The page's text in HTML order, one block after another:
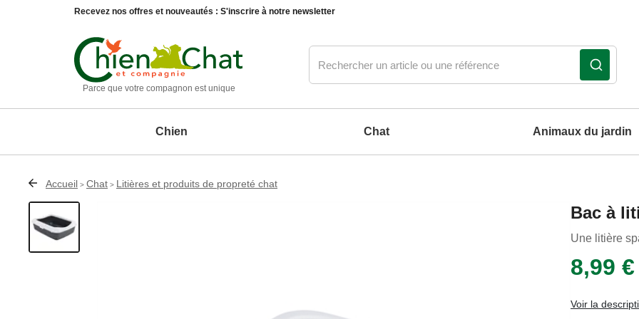
Recevez nos offres et nouveautés : S'inscrire à notre newsletter
Parce que votre compagnon est unique
Chien
Chien
Matériel d'éducation chien
Chat
Chat
Education chat
Animaux du jardin
Animaux du jardin
Oiseaux
Maison et décoration
Accessoires de décoration
Accueil > Chat > Litières et produits de propreté chat
Bac à
Une litière
8,99 €
Voir la